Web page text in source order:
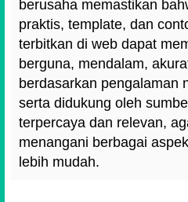
berusaha memastikan
praktis, template, dan
terbitkan di web dapat
berguna, mendalam,
berdasarkan pengalaman
serta didukung oleh
terpercaya dan relevan,
menangani berbagai
lebih mudah.